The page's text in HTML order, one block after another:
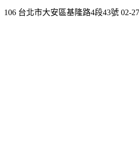
106 台北市大安區基隆路4段43號 02-